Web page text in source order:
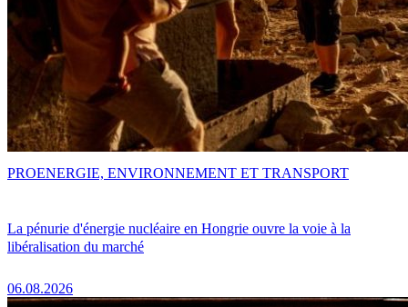
La pénurie d'énergie nucléaire en Hongrie ouvre la voie à la
libéralisation du marché
06.08.2026
PROENERGIE, ENVIRONNEMENT ET TRANSPORT